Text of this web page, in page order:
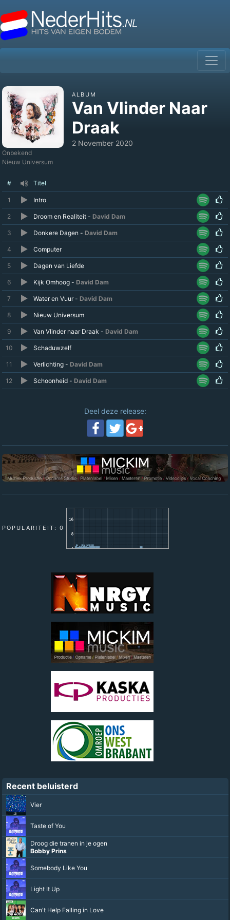
ALBUM
Van Vlinder Naar
Draak
2 November 2020
Onbekend
Nieuw Universum
# Titel
1 Intro
2 Droom en Realiteit - David Dam
3 Donkere Dagen - David Dam
4 Computer
5 Dagen van Liefde
6 Kijk Omhoog - David Dam
7 Water en Vuur - David Dam
8 Nieuw Universum
9 Van Vlinder naar Draak - David Dam
10 Schaduwzelf
11 Verlichting - David Dam
12 Schoonheid - David Dam
Deel deze release:
POPULARITEIT: 0
Recent beluisterd
Vier
Taste of You
Droog die tranen in je ogen
Bobby Prins
Somebody Like You
Light It Up
Can't Help Falling in Love